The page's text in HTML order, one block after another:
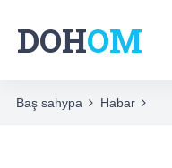
DOHOM
Baş sahypa Habar